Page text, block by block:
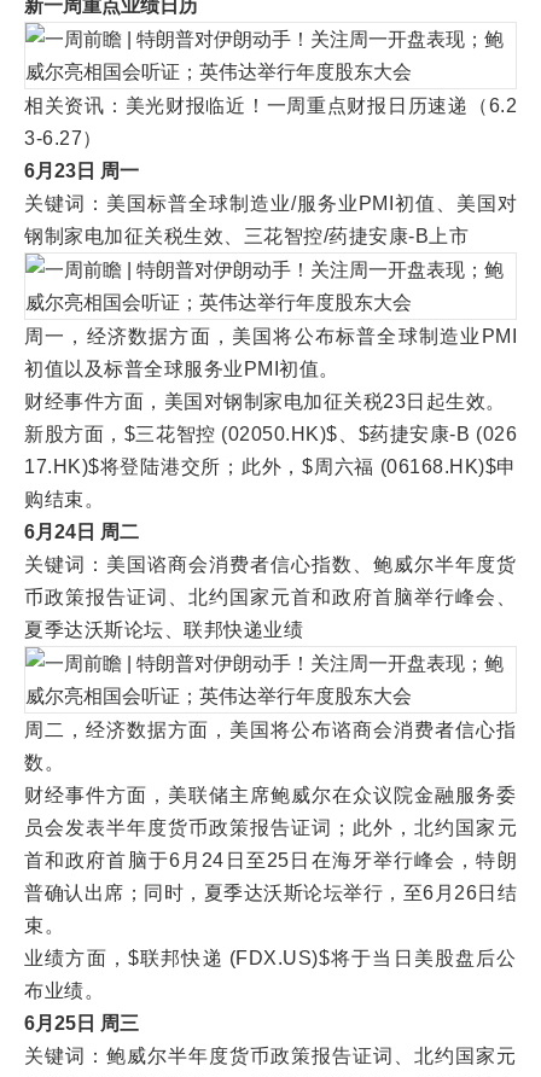
新一周重点业绩日历
相关资讯：美光财报临近！一周重点财报日历速递（6.2
3-6.27）
6月23日 周一
关键词：美国标普全球制造业/服务业PMI初值、美国对
钢制家电加征关税生效、三花智控/药捷安康-B上市
周一，经济数据方面，美国将公布标普全球制造业PMI
初值以及标普全球服务业PMI初值。
财经事件方面，美国对钢制家电加征关税23日起生效。
新股方面，$三花智控 (02050.HK)$、$药捷安康-B (026
17.HK)$将登陆港交所；此外，$周六福 (06168.HK)$申
购结束。
6月24日 周二
关键词：美国谘商会消费者信心指数、鲍威尔半年度货
币政策报告证词、北约国家元首和政府首脑举行峰会、
夏季达沃斯论坛、联邦快递业绩
周二，经济数据方面，美国将公布谘商会消费者信心指
数。
财经事件方面，美联储主席鲍威尔在众议院金融服务委
员会发表半年度货币政策报告证词；此外，北约国家元
首和政府首脑于6月24日至25日在海牙举行峰会，特朗
普确认出席；同时，夏季达沃斯论坛举行，至6月26日结
束。
业绩方面，$联邦快递 (FDX.US)$将于当日美股盘后公
布业绩。
6月25日 周三
关键词：鲍威尔半年度货币政策报告证词、北约国家元